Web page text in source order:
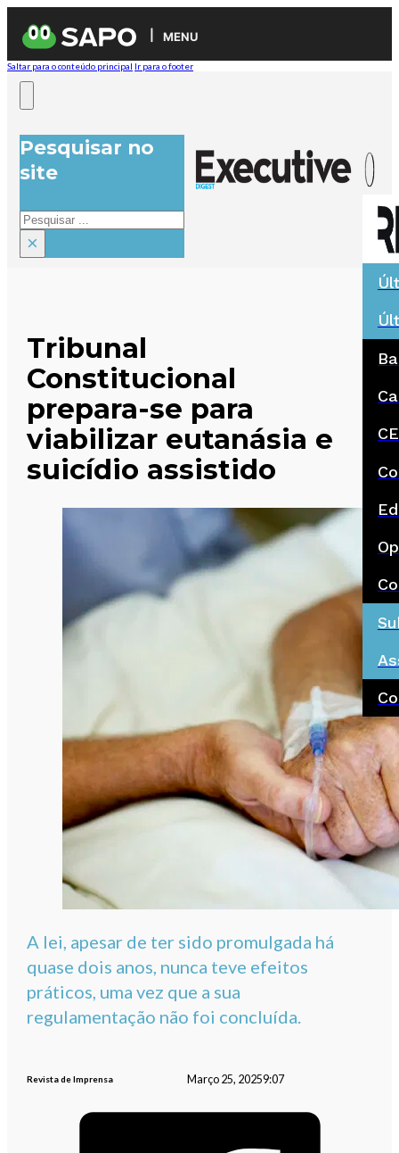
MENU
Saltar para o conteúdo principal Ir para o footer
Pesquisar no
site
Pesquisar
×
Tribunal
Constitucional
prepara-se para
viabilizar eutanásia e
suicídio assistido
A lei, apesar de ter sido promulgada há
quase dois anos, nunca teve efeitos
práticos, uma vez que a sua
regulamentação não foi concluída.
Revista de Imprensa Março 25, 20259:07